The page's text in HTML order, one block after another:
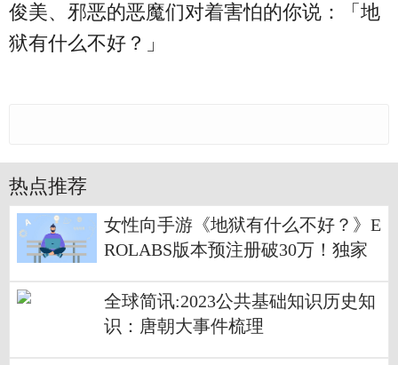
俊美、邪恶的恶魔们对着害怕的你说：「地
狱有什么不好？」
热点推荐
女性向手游《地狱有什么不好？》E
ROLABS版本预注册破30万！独家
全球简讯:2023公共基础知识历史知
识：唐朝大事件梳理